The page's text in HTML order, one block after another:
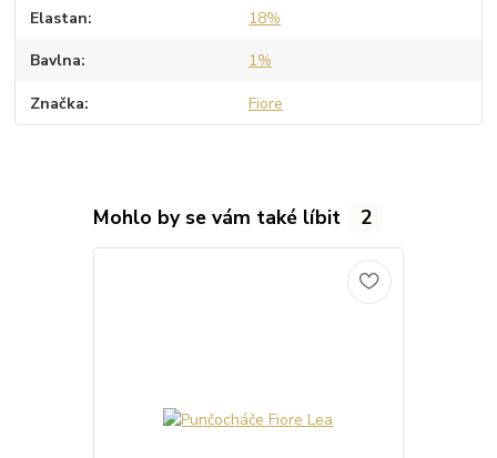
Elastan 18%
Bavlna 1%
Značka Fiore
Mohlo by se vám také líbit 2